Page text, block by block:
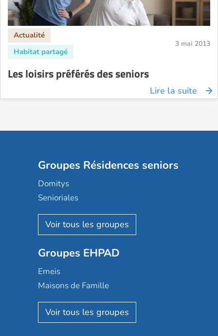
3 mai 2013
Les loisirs préférés des seniors
Lire la suite
Groupes Résidences seniors
Domitys
Senioriales
Nohée
Les Résidentiels
Mobicap
Domusvi
Happy Senior
Aquarelia
Nexity edenea
Groupes EHPAD
Emeis
Maisons de Famille
Korian
Emera